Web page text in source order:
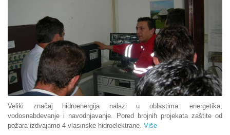
Veliki značaj hidroenergija nalazi u oblastima: energetika,
vodosnabdevanje i navodnjavanje. Pored brojnih projekata zaštite od
požara izdvajamo 4 vlasinske hidroelektrane. Više